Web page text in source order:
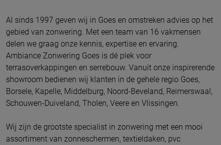
Al sinds 1997 geven wij in Goes en omstreken advies op het
gebied van zonwering. Met een team van 16 vakmensen
delen we graag onze kennis, expertise en ervaring.
Ambiance Zonwering Goes is dé plek voor
terrasoverkappingen en serrebouw. Vanuit onze inspirerende
showroom bedienen wij klanten in de gehele regio Goes,
Borsele, Kapelle, Middelburg, Noord-Beveland, Reimerswaal,
Schouwen-Duiveland, Tholen, Veere en Vlissingen.
Wij zijn de grootste specialist in zonwering met een mooi
assortiment van zonneschermen, textieldaken, pvc